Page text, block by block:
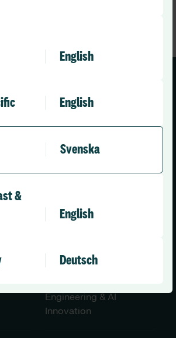
English
English
Svenska
&
English
Deutsch
Kontakta Oss
Karriärer​
Engineering & AI
Innovation